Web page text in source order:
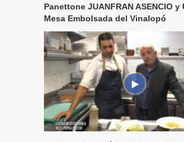
Panettone JUANFRAN ASENCIO y
Mesa Embolsada del Vinalopó